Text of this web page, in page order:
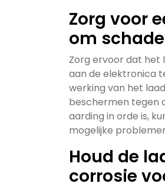
Zorg voor
om
Zorg ervoor dat het
aan de elektronica
werking van het
beschermen tegen
aarding in orde is,
mogelijke
Houd de
corrosie